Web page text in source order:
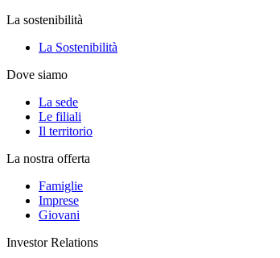
La sostenibilità
La Sostenibilità
Dove siamo
La sede
Le filiali
Il territorio
La nostra offerta
Famiglie
Imprese
Giovani
Investor Relations